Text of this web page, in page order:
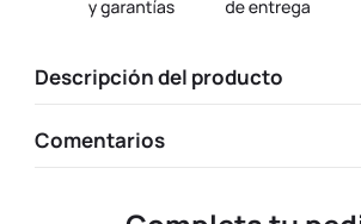
Descripción del producto
Comentarios
10. one piece